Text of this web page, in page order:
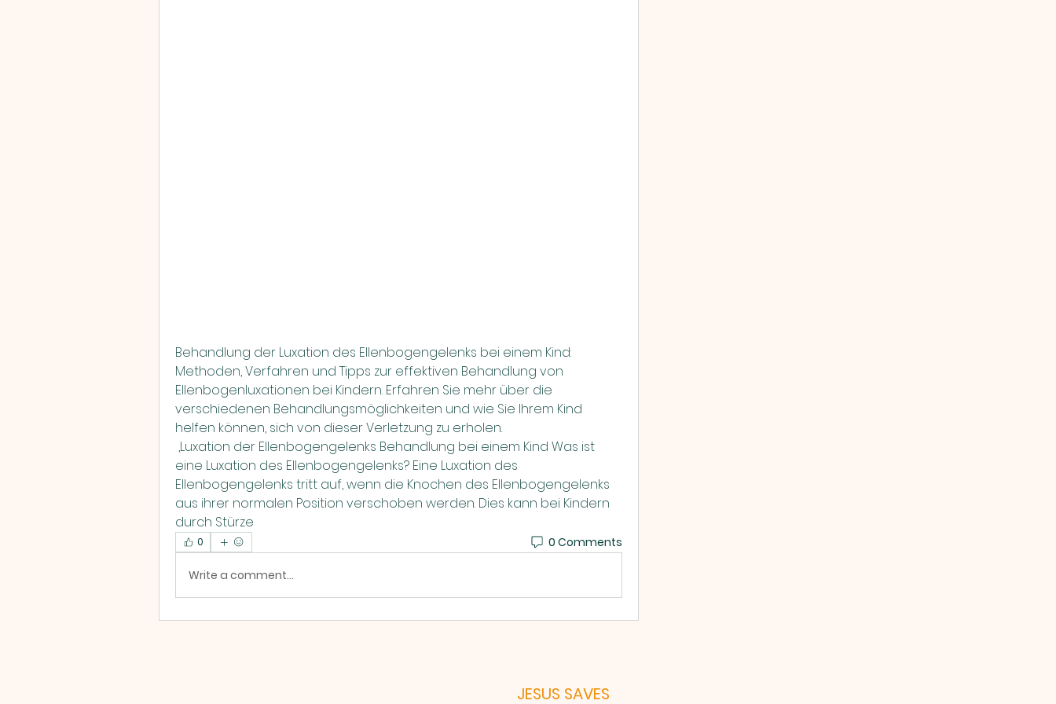
Behandlung der Luxation des Ellenbogengelenks bei einem Kind:
Methoden, Verfahren und Tipps zur effektiven Behandlung von
Ellenbogenluxationen bei Kindern. Erfahren Sie mehr über die
verschiedenen Behandlungsmöglichkeiten und wie Sie Ihrem Kind
helfen können, sich von dieser Verletzung zu erholen.
eine Luxation des Ellenbogengelenks? Eine Luxation des
Ellenbogengelenks tritt auf, wenn die Knochen des Ellenbogengelenks
aus ihrer normalen Position verschoben werden. Dies kann bei Kindern
durch Stürze
0 0 Comments
Write a comment...
JESUS SAVES